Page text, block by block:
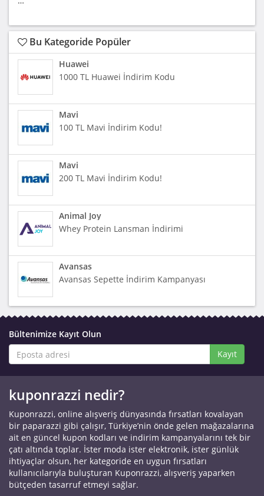
Bu Kategoride Popüler
Huawei
1000 TL Huawei İndirim Kodu
Mavi
100 TL Mavi İndirim Kodu!
Mavi
200 TL Mavi İndirim Kodu!
Animal Joy
Whey Protein Lansman İndirimi
Avansas
Avansas Sepette İndirim Kampanyası
Bültenimize Kayıt Olun
Kayıt
kuponrazzi nedir?
Kuponrazzi, online alışveriş dünyasında fırsatları kovalayan
bir paparazzi gibi çalışır, Türkiye’nin önde gelen mağazalarına
ait en güncel kupon kodları ve indirim kampanyalarını tek bir
çatı altında toplar. İster moda ister elektronik, ister günlük
ihtiyaçlar olsun, her kategoride en uygun fırsatları
kullanıcılarıyla buluşturan Kuponrazzi, alışveriş yaparken
bütçeden tasarruf etmeyi sağlar.